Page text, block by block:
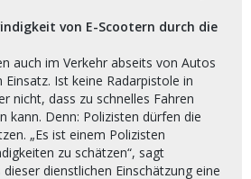
von E-Scootern durch die
auch im Verkehr abseits von Autos
Ist keine Radarpistole in
nicht, dass zu schnelles Fahren
kann. Denn: Polizisten dürfen die
„Es ist einem Polizisten
zu schätzen“, sagt
dienstlichen Einschätzung eine